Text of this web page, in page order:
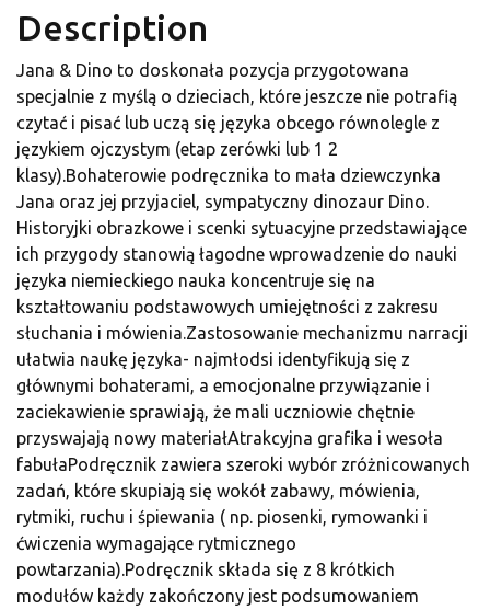
Description
Jana & Dino to doskonała pozycja przygotowana
specjalnie z myślą o dzieciach, które jeszcze nie potrafią
czytać i pisać lub uczą się języka obcego równolegle z
językiem ojczystym (etap zerówki lub 1 2
klasy).Bohaterowie podręcznika to mała dziewczynka
Jana oraz jej przyjaciel, sympatyczny dinozaur Dino.
Historyjki obrazkowe i scenki sytuacyjne przedstawiające
ich przygody stanowią łagodne wprowadzenie do nauki
języka niemieckiego nauka koncentruje się na
kształtowaniu podstawowych umiejętności z zakresu
słuchania i mówienia.Zastosowanie mechanizmu narracji
ułatwia naukę języka- najmłodsi identyfikują się z
głównymi bohaterami, a emocjonalne przywiązanie i
zaciekawienie sprawiają, że mali uczniowie chętnie
przyswajają nowy materiałAtrakcyjna grafika i wesoła
fabułaPodręcznik zawiera szeroki wybór zróżnicowanych
zadań, które skupiają się wokół zabawy, mówienia,
rytmiki, ruchu i śpiewania ( np. piosenki, rymowanki i
ćwiczenia wymagające rytmicznego
powtarzania).Podręcznik składa się z 8 krótkich
modułów każdy zakończony jest podsumowaniem